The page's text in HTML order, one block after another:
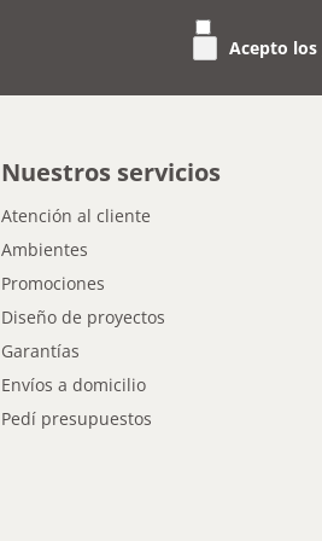
Acepto los
Nuestros servicios
Atención al cliente
Ambientes
Promociones
Diseño de proyectos
Garantías
Envíos a domicilio
Pedí presupuestos